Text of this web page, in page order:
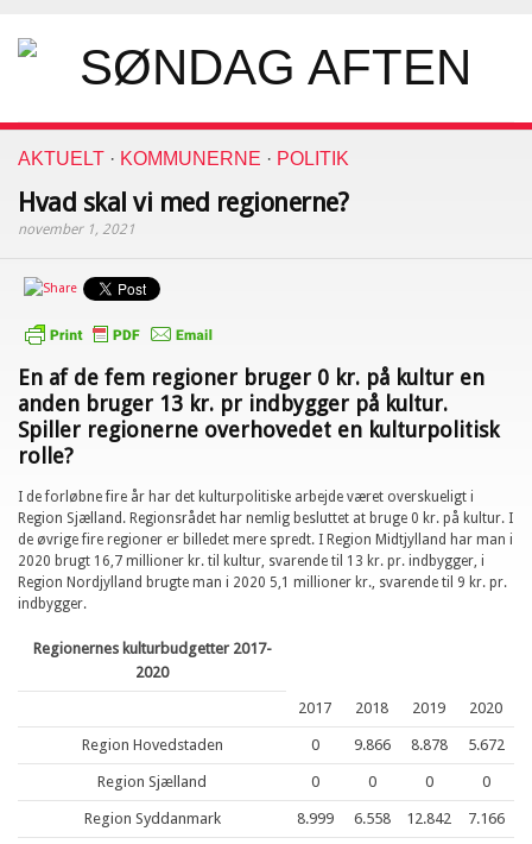
AKTUELT · KOMMUNERNE · POLITIK
Hvad skal vi med regionerne?
november 1, 2021
En af de fem regioner bruger 0 kr. på kultur en
anden bruger 13 kr. pr indbygger på kultur.
Spiller regionerne overhovedet en kulturpolitisk
rolle?
I de forløbne fire år har det kulturpolitiske arbejde været overskueligt i
Region Sjælland. Regionsrådet har nemlig besluttet at bruge 0 kr. på kultur. I
de øvrige fire regioner er billedet mere spredt. I Region Midtjylland har man i
2020 brugt 16,7 millioner kr. til kultur, svarende til 13 kr. pr. indbygger, i
Region Nordjylland brugte man i 2020 5,1 millioner kr., svarende til 9 kr. pr.
indbygger.
Regionernes kulturbudgetter 2017-
2020
2017
2018 2019 2020
Region Hovedstaden 0 9.866 8.878 5.672
Region Sjælland 0 0 0 0
Region Syddanmark 8.999 6.558 12.842 7.166